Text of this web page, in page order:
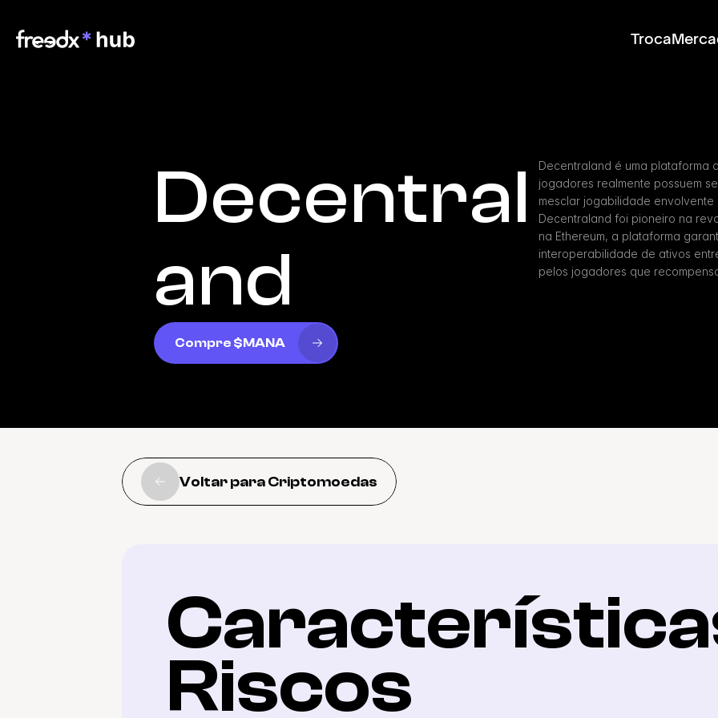
Troca
Decentral
and
Compre $MANA
Decentraland é uma plataforma
jogadores realmente possuem
mesclar jogabilidade
Decentraland foi pioneiro na
na Ethereum, a plataforma
interoperabilidade de ativos
pelos jogadores que
Voltar para Criptomoedas
Riscos